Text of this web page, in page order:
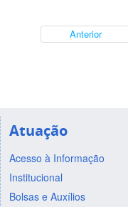
Anterior
Atuação
Acesso à Informação
Institucional
Bolsas e Auxílios